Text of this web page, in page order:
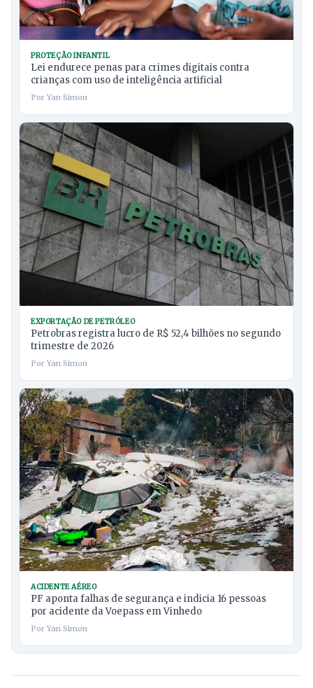
PROTEÇÃO INFANTIL
Lei endurece penas para crimes digitais contra
crianças com uso de inteligência artificial
Por Yan Simon
EXPORTAÇÃO DE PETRÓLEO
Petrobras registra lucro de R$ 52,4 bilhões no segundo
trimestre de 2026
Por Yan Simon
ACIDENTE AÉREO
PF aponta falhas de segurança e indicia 16 pessoas
por acidente da Voepass em Vinhedo
Por Yan Simon